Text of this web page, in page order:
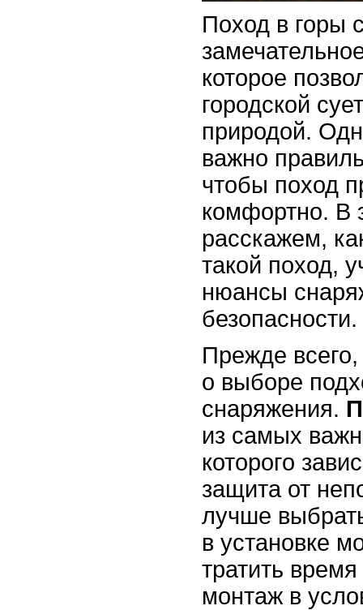
Поход в горы
которое
городской
природой.
важно
чтобы поход
комфортно. В
расскажем,
такой поход,
нюансы
безопасности.
Прежде всего,
о выборе
снаряжения.
из самых
которого
защита от
лучше
в установке
тратить
монтаж в